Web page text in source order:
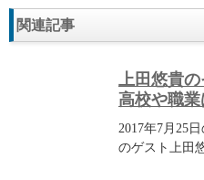
関連記事
上田悠貴の
高校や職業
2017年7月25
のゲスト上田